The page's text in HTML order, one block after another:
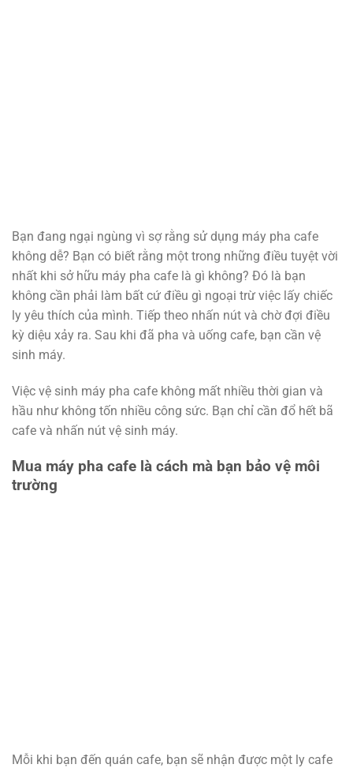
Bạn đang ngại ngùng vì sợ rằng sử dụng máy pha cafe
không dễ? Bạn có biết rằng một trong những điều tuyệt vời
nhất khi sở hữu máy pha cafe là gì không? Đó là bạn
không cần phải làm bất cứ điều gì ngoại trừ việc lấy chiếc
ly yêu thích của mình. Tiếp theo nhấn nút và chờ đợi điều
kỳ diệu xảy ra. Sau khi đã pha và uống cafe, bạn cần vệ
sinh máy.
Việc vệ sinh máy pha cafe không mất nhiều thời gian và
hầu như không tốn nhiều công sức. Bạn chỉ cần đổ hết bã
cafe và nhấn nút vệ sinh máy.
Mua máy pha cafe là cách mà bạn bảo vệ môi
trường
Mỗi khi bạn đến quán cafe, bạn sẽ nhận được một ly cafe